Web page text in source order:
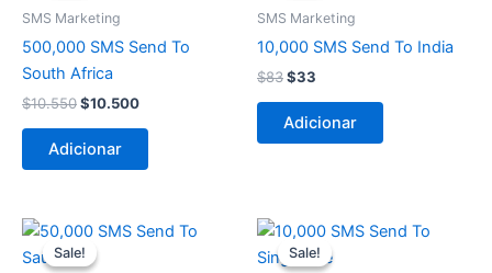
SMS Marketing
500,000 SMS Send To
South Africa
$10.550
$10.550.
$10.500
Adicionar
SMS Marketing
10,000 SMS Send To India
$83
$83.
$33
$33.
Adicionar
Sale!
Sale!
O
preço
original
O
Sale!
Sale!
O
preço
original
O